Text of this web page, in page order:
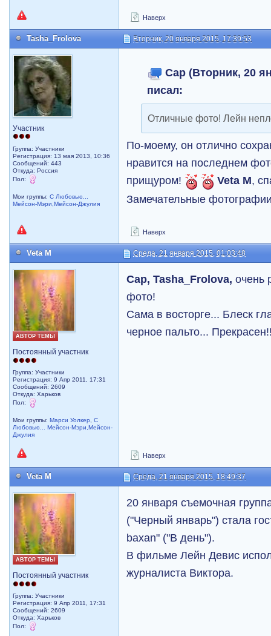
Наверх
Tasha_Frolova Вторник, 20 января 2015, 17:39:53
Участник
Группа: Участники
Регистрация: 13 мая 2013, 10:36
Сообщений: 443
Откуда: Россия
Пол:
Мои группы:С Любовью...
Мейсон-Мэри,Мейсон-Джулия
Cap (Вторник, 20
писал:
Отличные фото! Лейн
По-моему, он отлично
нравится на последнем
прищуром!
Veta M,
Замечательные
Наверх
Veta M Среда, 21 января 2015, 01:03:48
АВТОР ТЕМЫ
Постоянный участник
Группа: Участники
Регистрация: 9 Апр 2011, 17:31
Сообщений: 2609
Откуда: Харьков
Пол:
Мои группы:Марси Уолкер ,С
Любовью... Мейсон-Мэри,Мейсон-
Джулия
Сар, Tasha_Frolova, очень
фото!
Сама в восторге... Блеск
черное пальто...
Наверх
Veta M Среда, 21 января 2015, 18:49:37
АВТОР ТЕМЫ
Постоянный участник
Группа: Участники
Регистрация: 9 Апр 2011, 17:31
Сообщений: 2609
Откуда: Харьков
Пол:
20 января съемочная
("Черный январь") стала
baxan" ("В день").
В фильме Лейн Девис
журналиста Виктора.